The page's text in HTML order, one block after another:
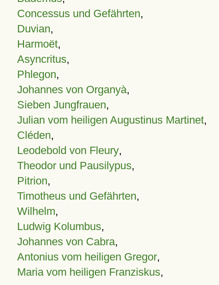
Concessus und Gefährten,
Duvian,
Harmoët,
Asyncritus,
Phlegon,
Johannes von Organyà,
Sieben Jungfrauen,
Julian vom heiligen Augustinus Martinet,
Cléden,
Leodebold von Fleury,
Theodor und Pausilypus,
Pitrion,
Timotheus und Gefährten,
Wilhelm,
Ludwig Kolumbus,
Johannes von Cabra,
Antonius vom heiligen Gregor,
Maria vom heiligen Franziskus,